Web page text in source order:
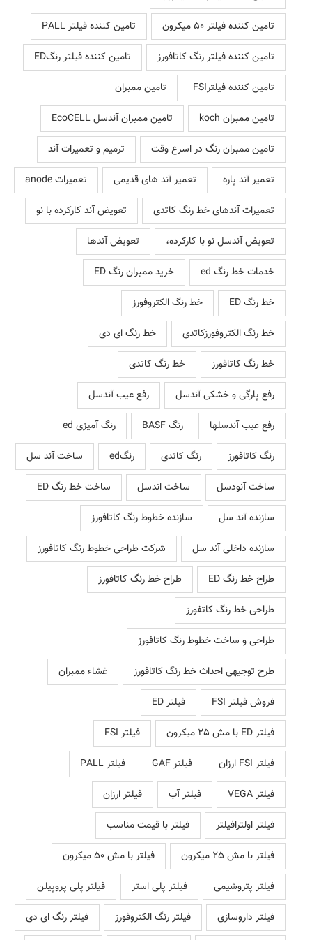
تامین کننده فیلتر 50 میکرون
تامین کننده فیلتر PALL
تامین کننده فیلتر رنگ کاتافورز
تامین کننده فیلتر رنگED
تامین کننده فیلترFSI
تامین ممبران
تامین ممبران koch
تامین ممبران آندسل EcoCELL
تامین ممبران رنگ در اسرع وقت
ترمیم و تعمیرات آند
تعمیر آند پاره
تعمیر آند های قدیمی
تعمیرات anode
تعمیرات آندهای خط رنگ کاتدی
تعویض آند کارکرده با نو
تعویض آندسل نو با کارکرده،
تعویض آندها
خدمات خط رنگ ed
خرید ممبران رنگ ED
خط رنگ ED
خط رنگ الکتروفورز
خط رنگ الکتروفورزکاتدی
خط رنگ ای دی
خط رنگ کاتافورز
خط رنگ کاتدی
رفع پارگی و خشکی آندسل
رفع عیب آندسل
رفع عیب آندسلها
رنگ BASF
رنگ آمیزی ed
رنگ کاتافورز
رنگ کاتدی رنگed
ساخت آند سل
ساخت آنودسل
ساخت اندسل
ساخت خط رنگ ED
سازنده آند سل
سازنده خطوط رنگ کاتافورز
سازنده داخلی آند سل
شرکت طراحی خطوط رنگ کاتافورز
طراح خط رنگ ED
طراح خط رنگ کاتافورز
طراحی خط رنگ کاتفورز
طراحی و ساخت خطوط رنگ کاتافورز
طرح توجیهی احداث خط رنگ کاتافورز
غشاء ممبران
فروش فیلتر FSI
فیلتر ED
فیلتر ED با مش 25 میکرون
فیلتر FSI
فیلتر FSI ارزان
فیلتر GAF
فیلتر PALL
فیلتر VEGA
فیلتر آب
فیلتر ارزان
فیلتر اولترافیلتر
فیلتر با قیمت مناسب
فیلتر با مش 25 میکرون
فیلتر با مش 50 میکرون
فیلتر پتروشیمی
فیلتر پلی استر
فیلتر پلی پروپیلن
فیلتر داروسازی
فیلتر رنگ الکتروفورز
فیلتر رنگ ای دی